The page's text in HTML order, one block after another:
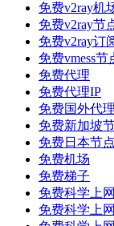
免费v2ray机
免费v2ray节
免费v2ray订
免费vmess节
免费代理
免费代理IP
免费国外代理
免费新加坡
免费日本节点
免费机场
免费梯子
免费科学上网
免费科学上